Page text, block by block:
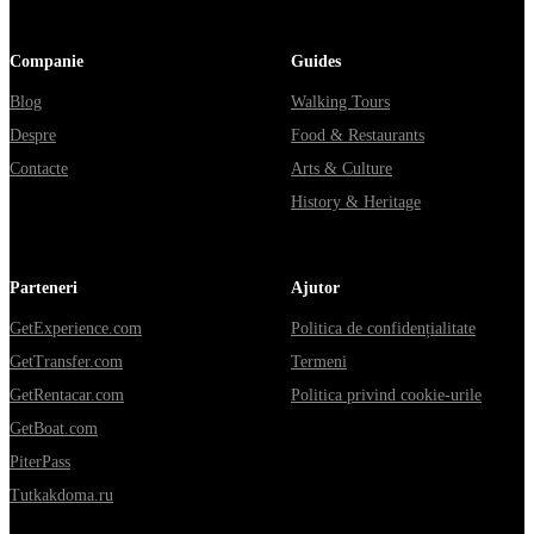
Companie
Blog
Despre
Contacte
Guides
Walking Tours
Food & Restaurants
Arts & Culture
History & Heritage
Parteneri
GetExperience.com
GetTransfer.com
GetRentacar.com
GetBoat.com
PiterPass
Tutkakdoma.ru
Ajutor
Politica de confidențialitate
Termeni
Politica privind cookie-urile